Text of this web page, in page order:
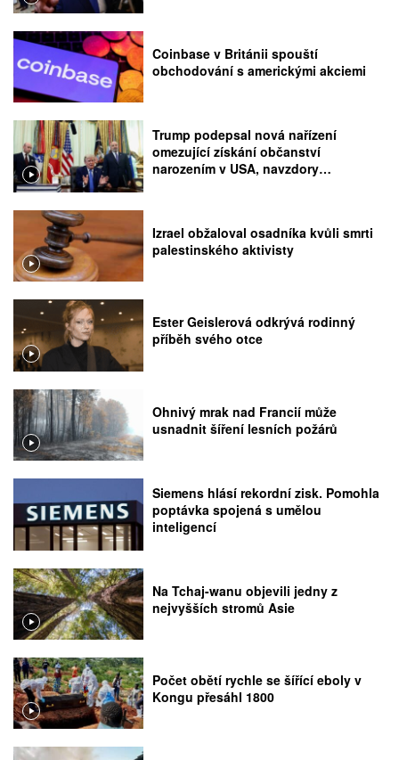
Coinbase v Británii spouští
obchodování s americkými akciemi
Trump podepsal nová nařízení
omezující získání občanství
narozením v USA, navzdory
Izrael obžaloval osadníka kvůli smrti
palestinského aktivisty
Ester Geislerová odkrývá rodinný
příběh svého otce
Ohnivý mrak nad Francií může
usnadnit šíření lesních požárů
Siemens hlásí rekordní zisk. Pomohla
poptávka spojená s umělou
inteligencí
Na Tchaj-wanu objevili jedny z
nejvyšších stromů Asie
Počet obětí rychle se šířící eboly v
Kongu přesáhl 1800